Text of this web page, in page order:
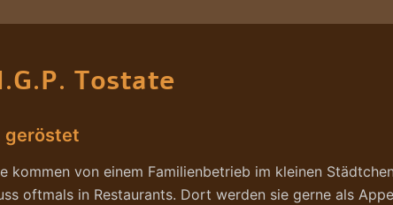
Tostate
geröstet
kommen von einem Familienbetrieb im kleinen
oftmals in Restaurants. Dort werden sie gerne als